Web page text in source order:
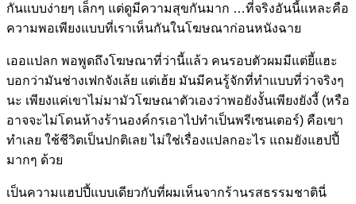
กันแบบง่ายๆ เล็กๆ แต่ดูมีความสุขกันมาก …ที่จริงอันนี้แหละคือ
ความพอเพียงแบบที่เราเห็นกันในโฆษณาก่อนหนังฉาย
เออแปลก พอพูดถึงโฆษณาที่ว่านี้แล้ว คนรอบตัวผมมีแต่ยี้แฮะ
บอกว่ามันช่างเฟกจังเล้ย แต่เฮ้ย มันมีคนรู้จักที่ทำแบบที่ว่าจริงๆ
นะ เพียงแค่เขาไม่มามัวโฆษณาตัวเองว่าพอยังงั้นเพียงยังงี้ (หรือ
อาจจะไม่โดนห้างร้านองค์กรเอาไปทำเป็นพรีเซนเตอร์) คือเขา
ทำเลย ใช้ชีวิตเป็นปกติเลย ไม่ใช่เรื่องแปลกอะไร แถมยังแฮปปี้
มากๆ ด้วย
เป็นความแฮปปี้แบบเดียวกับที่ผมเห็นจากร้านรสธรรมชาตินี่